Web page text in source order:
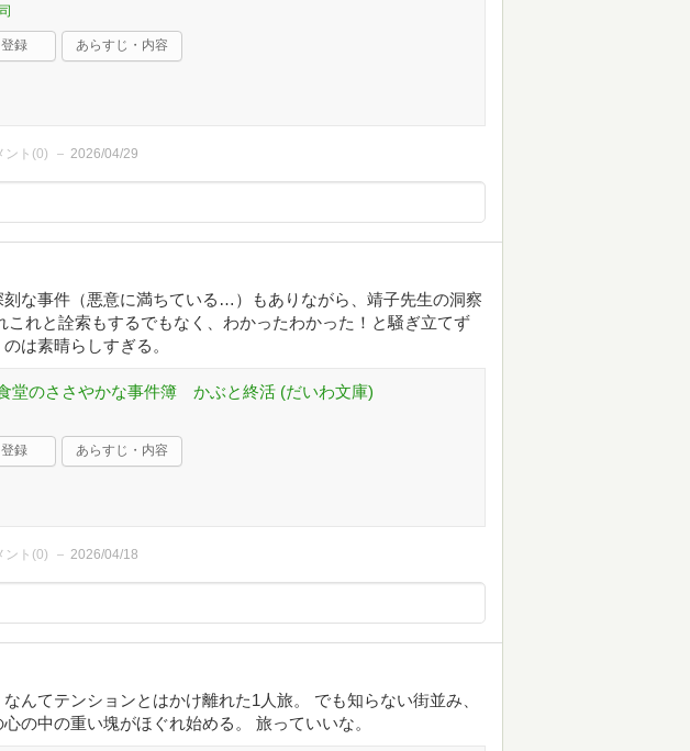
録 あらすじ・内容
ント(0) 2026/04/29
刻な事件（悪意に満ちている…）もありながら、靖子先生の洞察
これと詮索もするでもなく、わかったわかった！と騒ぎ立てず
は素晴らしすぎる。
堂のささやかな事件簿 かぶと終活 (だいわ文庫)
録 あらすじ・内容
ント(0) 2026/04/18
んてテンションとはかけ離れた1人旅。 でも知らない街並み、
の中の重い塊がほぐれ始める。 旅っていいな。